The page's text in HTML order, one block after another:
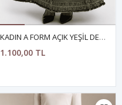
KADIN A FORM AÇIK YEŞİL DENİM ETEK
1.100,00 TL